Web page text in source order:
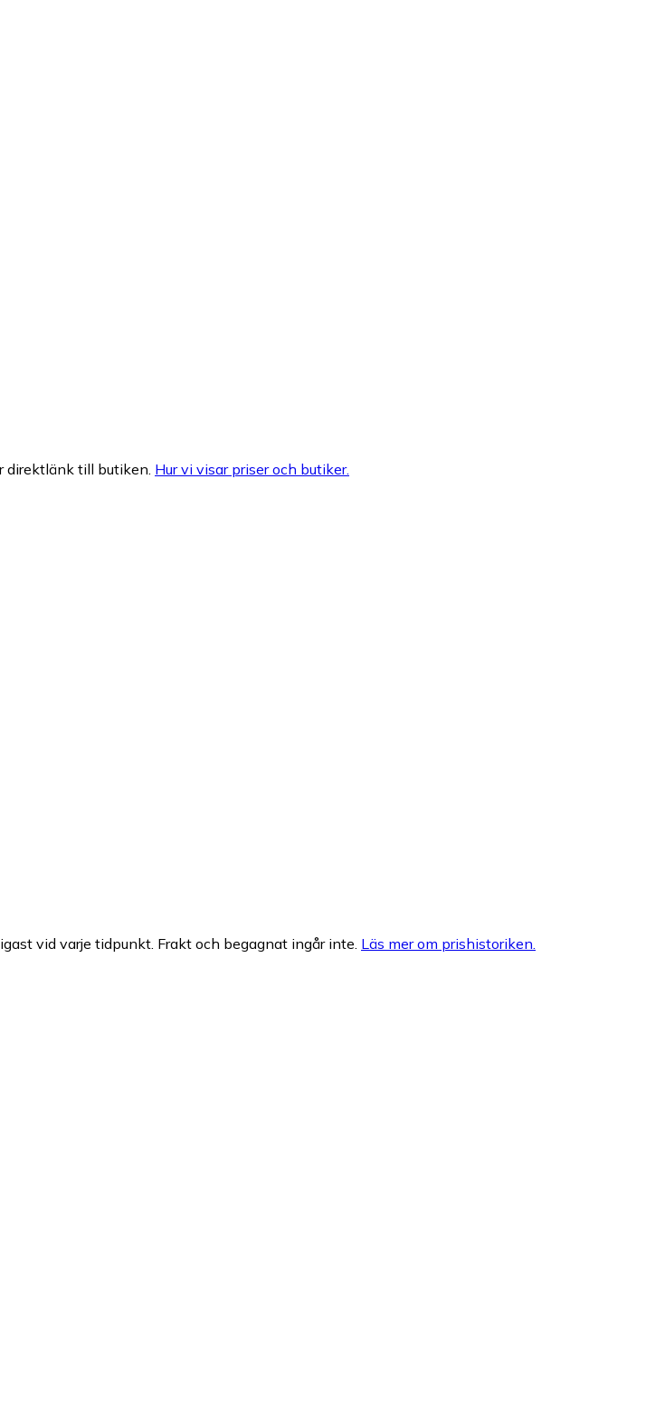
direktlänk till butiken. Hur vi visar priser och butiker.
vid varje tidpunkt. Frakt och begagnat ingår inte. Läs mer om prishistoriken.